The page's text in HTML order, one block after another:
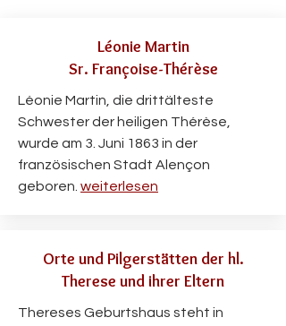
Léonie Martin
Sr. Françoise-Thérèse
Léonie Martin, die drittälteste
Schwester der heiligen Thérèse,
wurde am 3. Juni 1863 in der
französischen Stadt Alençon
geboren. weiterlesen
Orte und Pilgerstätten der hl.
Therese und ihrer Eltern
Thereses Geburtshaus steht in